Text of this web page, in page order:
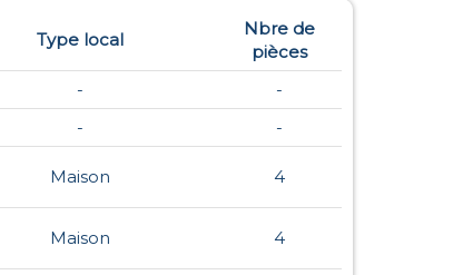
Type local
Nbre de
pièces
-
-
- -
Maison 4
Maison 4